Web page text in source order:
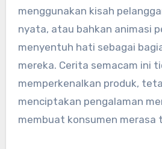
menggunakan kisah
nyata, atau bahkan animasi
menyentuh hati sebagai
mereka. Cerita semacam ini
memperkenalkan produk,
menciptakan pengalaman
membuat konsumen merasa